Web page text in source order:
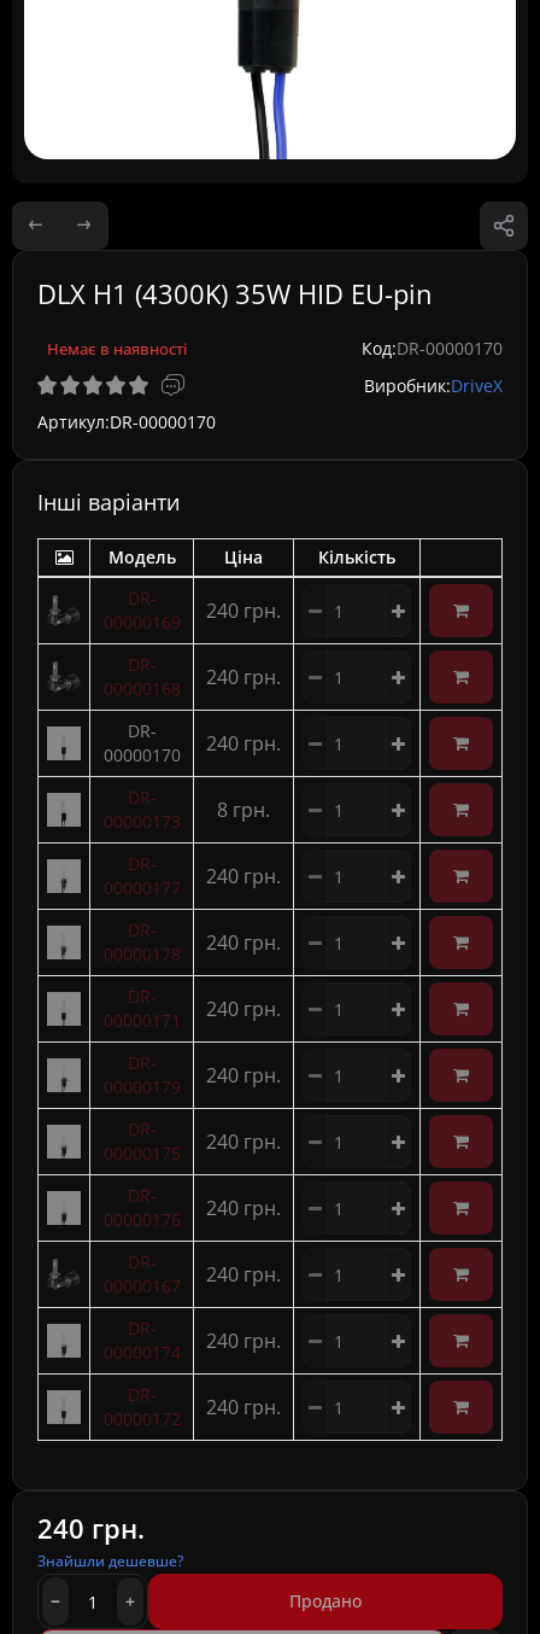
DLX H1 (4300K) 35W HID EU-pin
Немає в наявності Код:DR-00000170
Виробник:DriveX
Артикул:DR-00000170
Інші варіанти
Модель Ціна
Кількість
DR-
00000169
240 грн.
DR-
00000168
240 грн.
DR-
00000170
240 грн.
DR-
00000173
8 грн.
DR-
00000177
240 грн.
DR-
00000178
240 грн.
DR-
00000171
240 грн.
DR-
00000179
240 грн.
DR-
00000175
240 грн.
DR-
00000176
240 грн.
DR-
00000167
240 грн.
DR-
00000174
240 грн.
DR-
00000172
240 грн.
240 грн.
Знайшли дешевше?
Продано